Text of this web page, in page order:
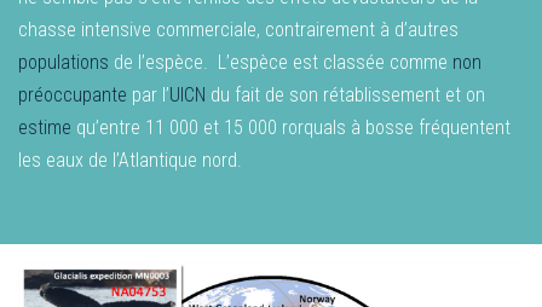
chasse intensive commerciale, contrairement à d’autres
populations de l’espèce. L’espèce est classée comme non
préoccupante par l’UICN du fait de son rétablissement et on
estime qu’entre 11 000 et 15 000 rorquals à bosse fréquentent
les eaux de l’Atlantique nord.